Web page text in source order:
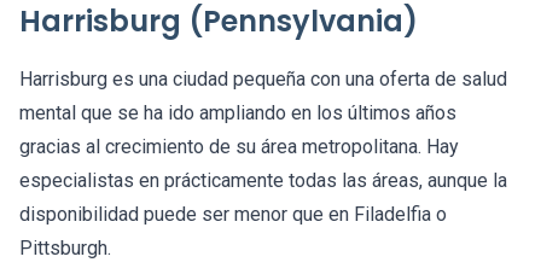
Harrisburg (Pennsylvania)
Harrisburg es una ciudad pequeña con una oferta de salud
mental que se ha ido ampliando en los últimos años
gracias al crecimiento de su área metropolitana. Hay
especialistas en prácticamente todas las áreas, aunque la
disponibilidad puede ser menor que en Filadelfia o
Pittsburgh.